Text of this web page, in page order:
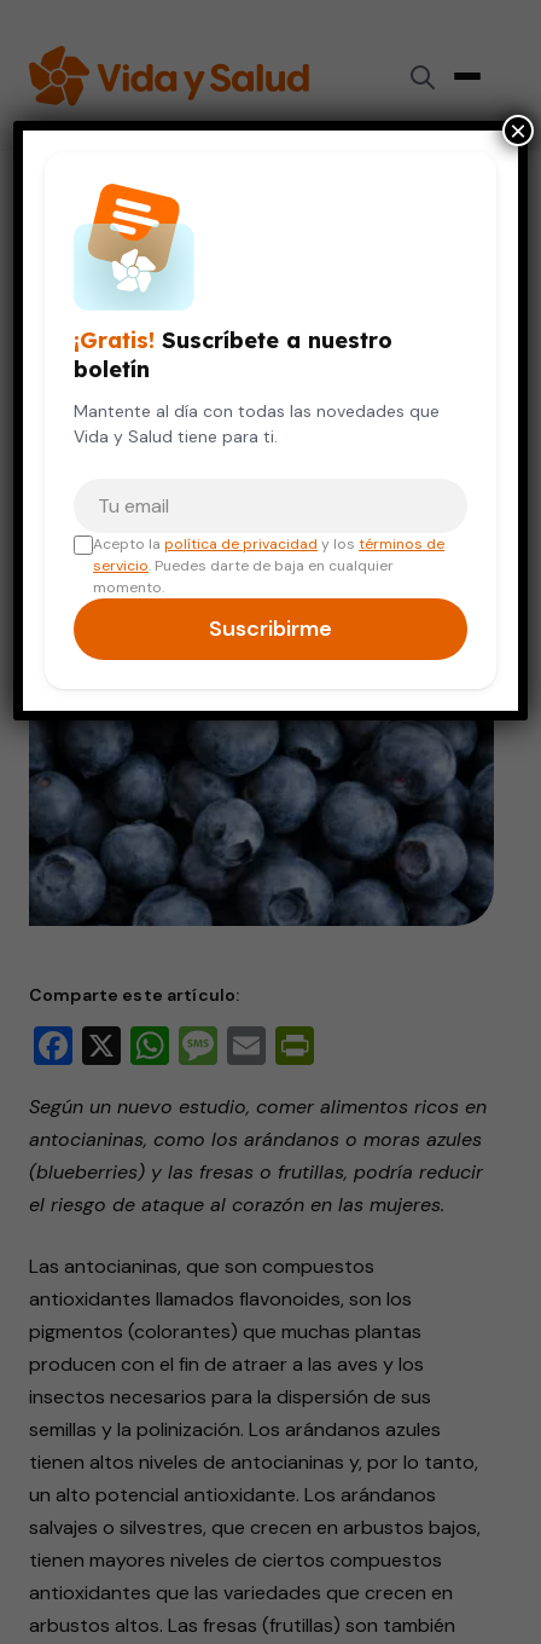
Corazón›
El consumo de arándanos y fresas podría reducir el riesgo
de ataque cardíaco
CORAZÓN DIGESTIÓN Y NUTRICIÓN
El consumo de arándanos y
fresas podría reducir el riesgo
de ataque cardíaco
Comparte este artículo:
Facebook
X WhatsApp
Message
Email
Según un nuevo estudio, comer alimentos ricos en
antocianinas, como los arándanos o moras azules
(blueberries) y las fresas o frutillas, podría reducir
el riesgo de ataque al corazón en las mujeres.
Las antocianinas, que son compuestos
antioxidantes llamados flavonoides, son los
pigmentos (colorantes) que muchas plantas
producen con el fin de atraer a las aves y los
insectos necesarios para la dispersión de sus
semillas y la polinización. Los arándanos azules
tienen altos niveles de antocianinas y, por lo tanto,
un alto potencial antioxidante. Los arándanos
salvajes o silvestres, que crecen en arbustos bajos,
tienen mayores niveles de ciertos compuestos
antioxidantes que las variedades que crecen en
arbustos altos. Las fresas (frutillas) son también
¡Gratis! Suscríbete a nuestro
boletín
Mantente al día con todas las novedades que
Vida y Salud tiene para ti.
Acepto lapolítica de privacidad y lostérminos de
servicio. Puedes darte de baja en cualquier
momento.
Suscribirme
×